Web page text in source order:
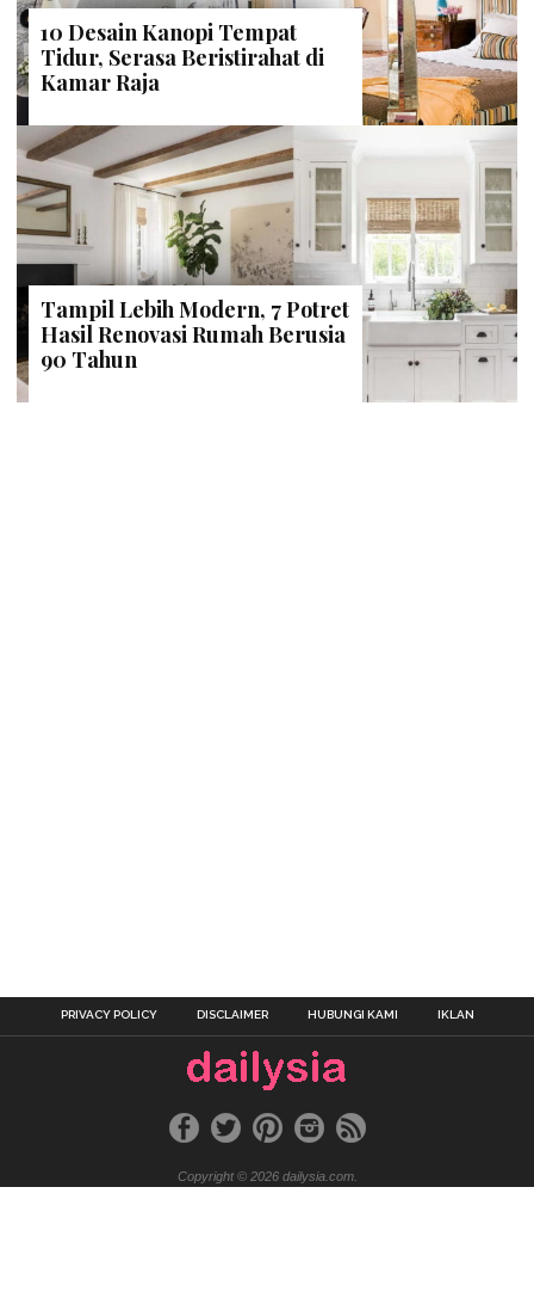
10 Desain Kanopi Tempat
Tidur, Serasa Beristirahat di
Kamar Raja
Tampil Lebih Modern, 7 Potret
Hasil Renovasi Rumah Berusia
90 Tahun
PRIVACY POLICY DISCLAIMER HUBUNGI KAMI IKLAN
Copyright © 2026 dailysia.com.